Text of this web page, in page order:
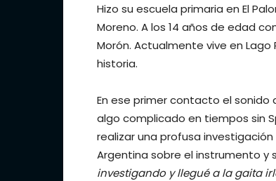
Hizo su escuela primaria en El
Moreno. A los 14 años de edad
Morón. Actualmente vive en
historia.
En ese primer contacto el sonido
algo complicado en tiempos sin
realizar una profusa
Argentina sobre el instrumento y
investigando y llegué a la gaita